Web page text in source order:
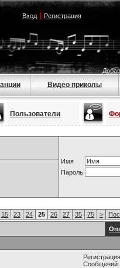
Вход| Регистрация
Видео приколы
Пользователи
Имя
Пароль
15 23 24 25 26 27 35 75 >
Сообщений: